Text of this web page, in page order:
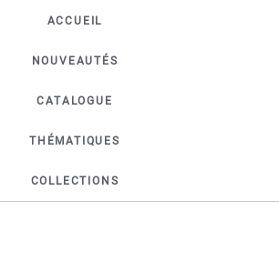
ACCUEIL
NOUVEAUTÉS
CATALOGUE
THÉMATIQUES
COLLECTIONS